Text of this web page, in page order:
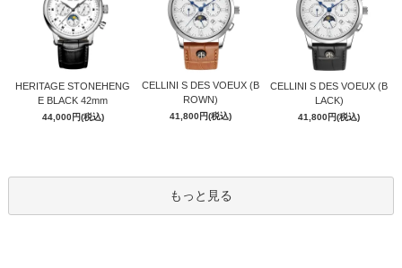
HERITAGE STONEHENG
E BLACK 42mm
44,000円(税込)
CELLINI S DES VOEUX (B
ROWN)
41,800円(税込)
CELLINI S DES VOEUX (B
LACK)
41,800円(税込)
もっと見る